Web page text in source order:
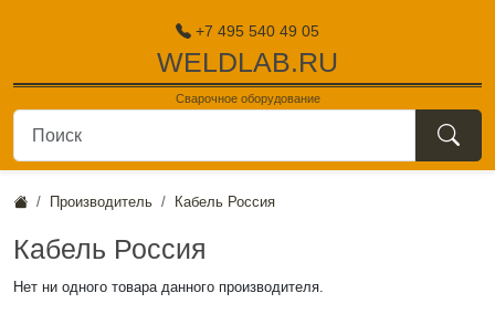
+7 495 540 49 05
WELDLAB.RU
Сварочное оборудование
Производитель Кабель Россия
Кабель Россия
Нет ни одного товара данного производителя.